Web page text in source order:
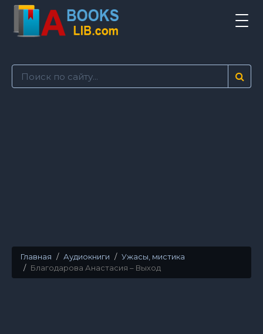
Главная Аудиокниги
Ужасы, мистика
Благодарова Анастасия – Выход